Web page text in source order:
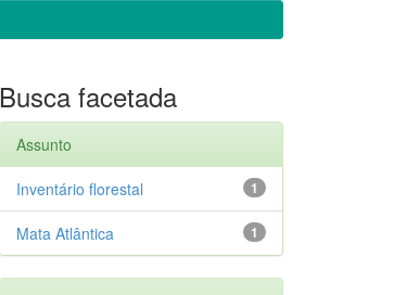
Busca facetada
Assunto
1
Inventário florestal
1
Mata Atlântica